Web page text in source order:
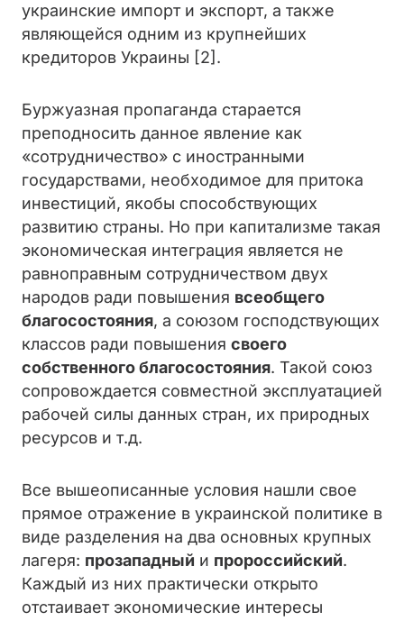
украинские импорт и экспорт, а также
являющейся одним из крупнейших
кредиторов Украины [2].
Буржуазная пропаганда старается
преподносить данное явление как
«сотрудничество» с иностранными
государствами, необходимое для притока
инвестиций, якобы способствующих
развитию страны. Но при капитализме такая
экономическая интеграция является не
равноправным сотрудничеством двух
народов ради повышения всеобщего
благосостояния, а союзом господствующих
классов ради повышения своего
собственного благосостояния. Такой союз
сопровождается совместной эксплуатацией
рабочей силы данных стран, их природных
ресурсов и т.д.
Все вышеописанные условия нашли свое
прямое отражение в украинской политике в
виде разделения на два основных крупных
лагеря: прозападный и пророссийский.
Каждый из них практически открыто
отстаивает экономические интересы